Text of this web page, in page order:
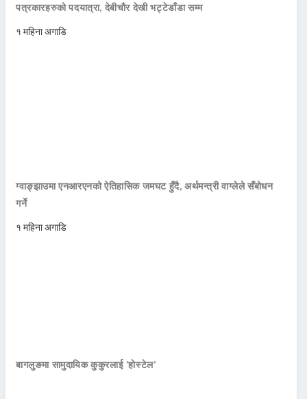
पत्रकारहरुको पदयात्रा, देबीचौर देखी भट्टेडाँडा सम्म
१ महिना अगाडि
ग्वाङ्झाउमा एनआरएनको ऐतिहासिक जमघट हुँदै, अर्थमन्त्री वाग्लेले सँबोधन
गर्ने
१ महिना अगाडि
बागलुङमा सामुदायिक कुकुरलाई ‘होस्टेल’